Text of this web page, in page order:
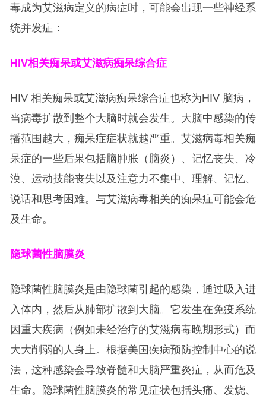
毒成为艾滋病定义的病症时，可能会出现一些神经系
统并发症：
HIV相关痴呆或艾滋病痴呆综合症
HIV 相关痴呆或艾滋病痴呆综合症也称为HIV 脑病，
当病毒扩散到整个大脑时就会发生。大脑中感染的传
播范围越大，痴呆症症状就越严重。艾滋病毒相关痴
呆症的一些后果包括脑肿胀（脑炎）、记忆丧失、冷
漠、运动技能丧失以及注意力不集中、理解、记忆、
说话和思考困难。与艾滋病毒相关的痴呆症可能会危
及生命。
隐球菌性脑膜炎
隐球菌性脑膜炎是由隐球菌引起的感染，通过吸入进
入体内，然后从肺部扩散到大脑。它发生在免疫系统
因重大疾病（例如未经治疗的艾滋病毒晚期形式）而
大大削弱的人身上。根据美国疾病预防控制中心的说
法，这种感染会导致脊髓和大脑严重炎症，从而危及
生命。隐球菌性脑膜炎的常见症状包括头痛、发烧、